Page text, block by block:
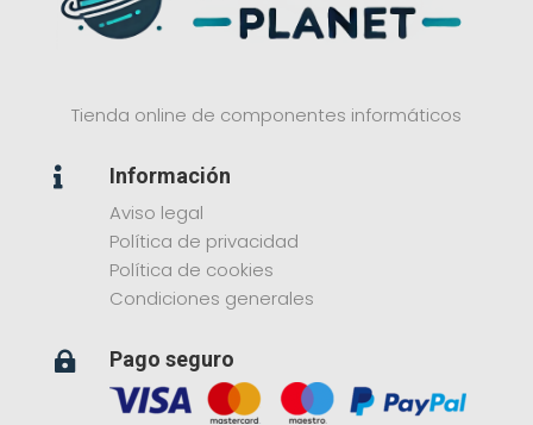
Tienda online de componentes informáticos

Información
Aviso legal
Política de privacidad
Política de cookies
Condiciones generales
 Pago seguro